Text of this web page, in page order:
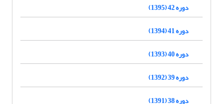
دوره 42 (1395)
دوره 41 (1394)
دوره 40 (1393)
دوره 39 (1392)
دوره 38 (1391)